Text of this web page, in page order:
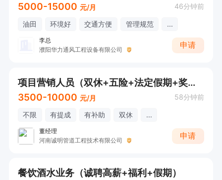
5000-15000 元/月 46分钟前
油田 环境好 交通方便 管理规范 ...
李总
濮阳华力通风工程设备有限公司
申请
项目营销人员（双休+五险+法定假期+奖金提成+带薪休假）
3500-10000 元/月 58分钟前
不限 有提成 有补助 双休 ...
董经理
河南诚明管道工程技术有限公司
申请
餐饮酒水业务（诚聘高薪+福利+假期）